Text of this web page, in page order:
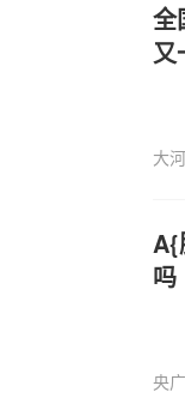
全
又
大
A{
吗
央